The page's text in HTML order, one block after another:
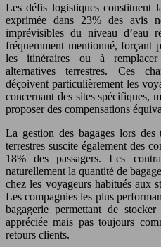
Les défis logistiques constituent
exprimée dans 23% des avis
imprévisibles du niveau d’eau
fréquemment mentionné, forçant
les itinéraires ou à
alternatives terrestres. Ces
déçoivent particulièrement les
concernant des sites spécifiques,
proposer des compensations
La gestion des bagages lors des
terrestres suscite également des
18% des passagers. Les
naturellement la quantité de
chez les voyageurs habitués aux
Les compagnies les plus
bagagerie permettant de
appréciée mais pas toujours
retours clients.